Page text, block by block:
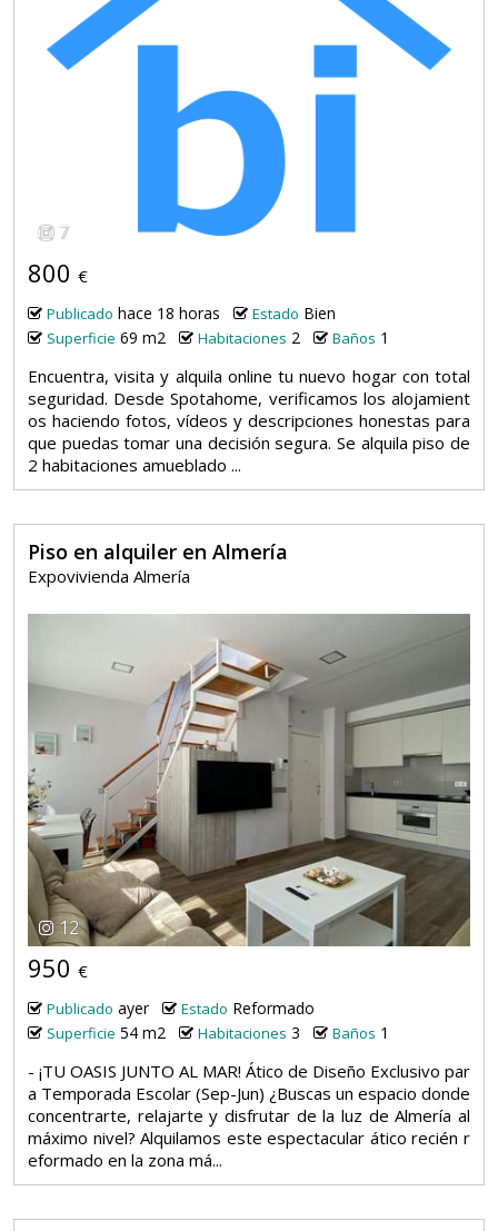
7
800 €
Publicado hace 18 horas Estado Bien
Superficie 69 m2 Habitaciones 2 Baños 1
Encuentra, visita y alquila online tu nuevo hogar con total
seguridad. Desde Spotahome, verificamos los alojamient
os haciendo fotos, vídeos y descripciones honestas para
que puedas tomar una decisión segura. Se alquila piso de
2 habitaciones amueblado ...
Piso en alquiler en Almería
Expovivienda Almería
12
950 €
Publicado ayer Estado Reformado
Superficie 54 m2 Habitaciones 3 Baños 1
- ¡TU OASIS JUNTO AL MAR! Ático de Diseño Exclusivo par
a Temporada Escolar (Sep-Jun) ¿Buscas un espacio donde
concentrarte, relajarte y disfrutar de la luz de Almería al
máximo nivel? Alquilamos este espectacular ático recién r
eformado en la zona má...